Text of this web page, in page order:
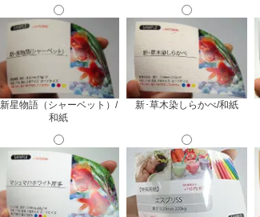
新星物語（シャーベット）/
和紙
新･草木染しらかべ/和紙